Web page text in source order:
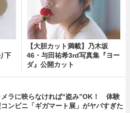
下
【大胆カット満載】乃木坂
46・与田祐希3rd写真集『ヨー
ダ』公開カット
メラに映らなければ“盗み”OK！ 体験
ンビニ「ギガマート展」がヤバすぎた